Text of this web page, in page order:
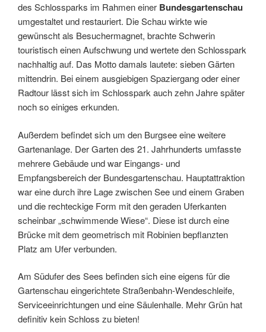
des Schlossparks im Rahmen einer Bundesgartenschau
umgestaltet und restauriert. Die Schau wirkte wie
gewünscht als Besuchermagnet, brachte Schwerin
touristisch einen Aufschwung und wertete den Schlosspark
nachhaltig auf. Das Motto damals lautete: sieben Gärten
mittendrin. Bei einem ausgiebigen Spaziergang oder einer
Radtour lässt sich im Schlosspark auch zehn Jahre später
noch so einiges erkunden.
Außerdem befindet sich um den Burgsee eine weitere
Gartenanlage. Der Garten des 21. Jahrhunderts umfasste
mehrere Gebäude und war Eingangs- und
Empfangsbereich der Bundesgartenschau. Hauptattraktion
war eine durch ihre Lage zwischen See und einem Graben
und die rechteckige Form mit den geraden Uferkanten
scheinbar „schwimmende Wiese“. Diese ist durch eine
Brücke mit dem geometrisch mit Robinien bepflanzten
Platz am Ufer verbunden.
Am Südufer des Sees befinden sich eine eigens für die
Gartenschau eingerichtete Straßenbahn-Wendeschleife,
Serviceeinrichtungen und eine Säulenhalle. Mehr Grün hat
definitiv kein Schloss zu bieten!